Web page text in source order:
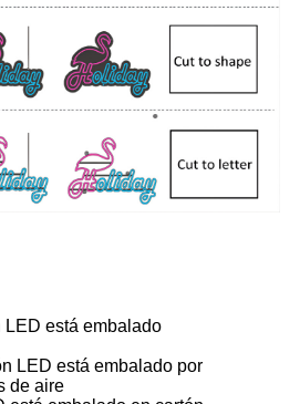
está embalado
LED está embalado por
de aire